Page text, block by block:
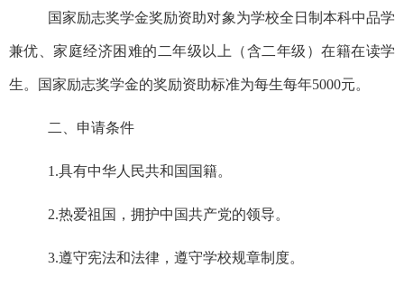
国家励志奖学金奖励资助对象为学校全日制本科中品学
兼优 、家庭经济困难的二年级以上（含二年级）在籍在读学
生。国家励志奖学金的奖励资助标准为每生每年5000元。
二、申请条件
1.具有中华人民共和国国籍。
2.热爱祖国，拥护中国共产党的领导。
3.遵守宪法和法律，遵守学校规章制度。